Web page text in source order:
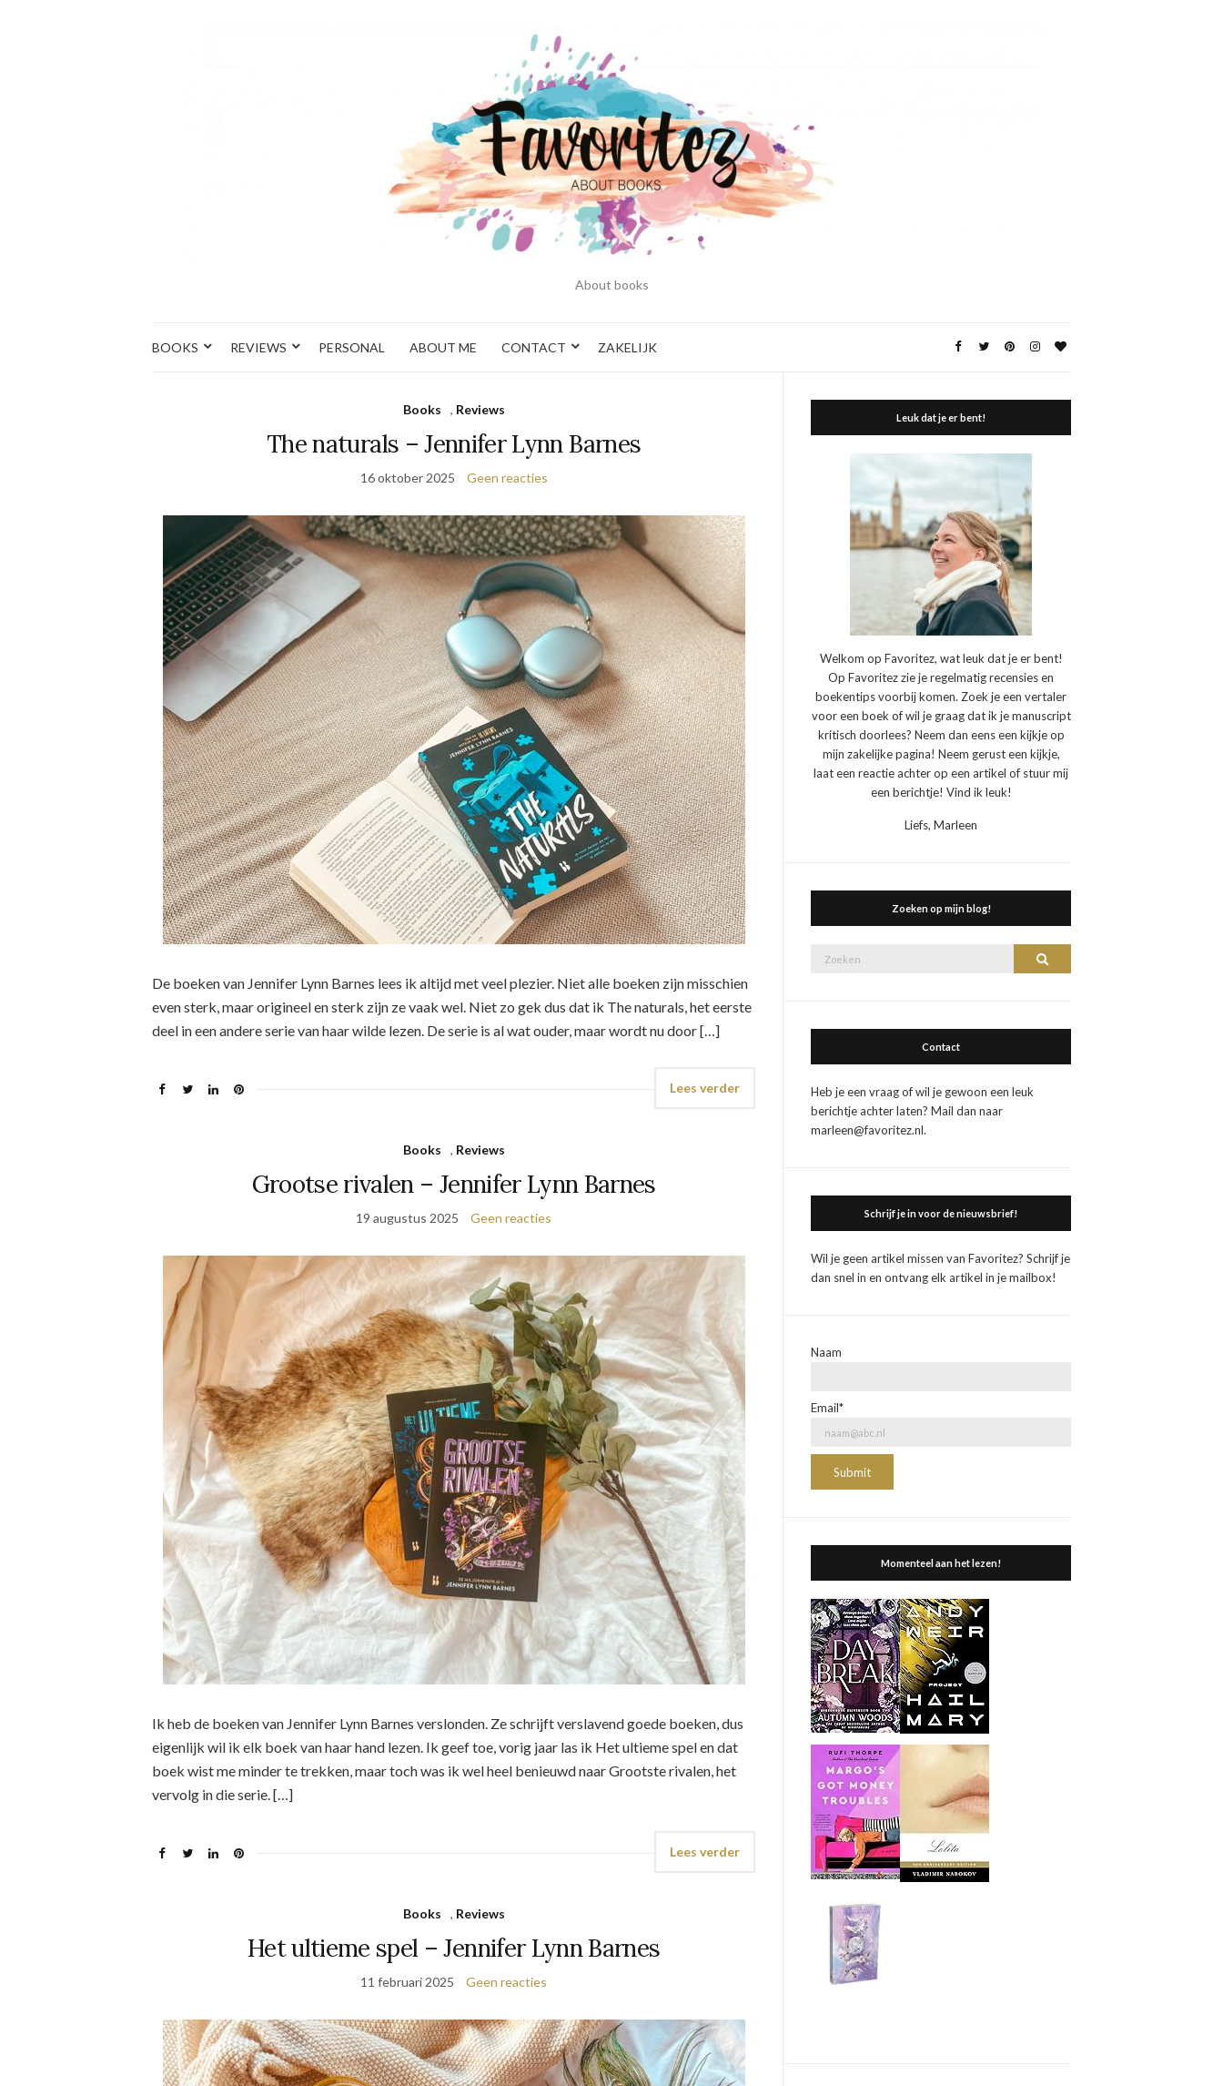
About books
BOOKS REVIEWS PERSONAL ABOUT ME CONTACT ZAKELIJK
Books , Reviews
The naturals – Jennifer Lynn Barnes
16 oktober 2025 Geen reacties
De boeken van Jennifer Lynn Barnes lees ik altijd met veel plezier. Niet alle boeken zijn misschien
even sterk, maar origineel en sterk zijn ze vaak wel. Niet zo gek dus dat ik The naturals, het eerste
deel in een andere serie van haar wilde lezen. De serie is al wat ouder, maar wordt nu door […]
Lees verder
Books , Reviews
Grootse rivalen – Jennifer Lynn Barnes
19 augustus 2025 Geen reacties
Ik heb de boeken van Jennifer Lynn Barnes verslonden. Ze schrijft verslavend goede boeken, dus
eigenlijk wil ik elk boek van haar hand lezen. Ik geef toe, vorig jaar las ik Het ultieme spel en dat
boek wist me minder te trekken, maar toch was ik wel heel benieuwd naar Grootste rivalen, het
vervolg in die serie. […]
Lees verder
Books , Reviews
Het ultieme spel – Jennifer Lynn Barnes
11 februari 2025 Geen reacties
Leuk dat je er bent!
Welkom op Favoritez, wat leuk dat je er bent!
Op Favoritez zie je regelmatig recensies en
boekentips voorbij komen. Zoek je een vertaler
voor een boek of wil je graag dat ik je manuscript
kritisch doorlees? Neem dan eens een kijkje op
mijn zakelijke pagina! Neem gerust een kijkje,
laat een reactie achter op een artikel of stuur mij
een berichtje! Vind ik leuk!
Liefs, Marleen
Zoeken op mijn blog!
Zoek
Zoeken
Contact
Heb je een vraag of wil je gewoon een leuk
berichtje achter laten? Mail dan naar
marleen@favoritez.nl.
Schrijf je in voor de nieuwsbrief!
Wil je geen artikel missen van Favoritez? Schrijf je
dan snel in en ontvang elk artikel in je mailbox!
Naam
Email*
Momenteel aan het lezen!